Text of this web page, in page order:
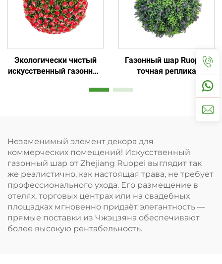
Экологически чистый
искусственный газонный
Газонный шар Ruopei:
точная реплика
натуральной текстуры
Незаменимый элемент декора для
коммерческих помещений! Искусственный
газонный шар от Zhejiang Ruopei выглядит так
же реалистично, как настоящая трава, не требует
профессионального ухода. Его размещение в
отелях, торговых центрах или на свадебных
площадках мгновенно придаёт элегантность —
прямые поставки из Чжэцзяна обеспечивают
более высокую рентабельность.